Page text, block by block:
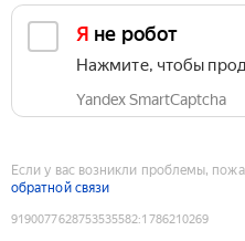
Я не робот
Нажмите, чтобы
Yandex SmartCaptcha
Если у вас возникли проблемы,
обратной связи
9190077628753535582:1786210269